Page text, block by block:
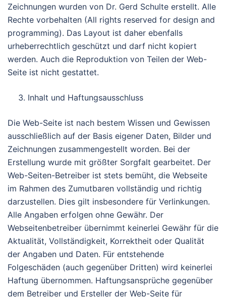
Zeichnungen wurden von Dr. Gerd Schulte erstellt. Alle
Rechte vorbehalten (All rights reserved for design and
programming). Das Layout ist daher ebenfalls
urheberrechtlich geschützt und darf nicht kopiert
werden. Auch die Reproduktion von Teilen der Web-
Seite ist nicht gestattet.
Inhalt und Haftungsausschluss
Die Web-Seite ist nach bestem Wissen und Gewissen
ausschließlich auf der Basis eigener Daten, Bilder und
Zeichnungen zusammengestellt worden. Bei der
Erstellung wurde mit größter Sorgfalt gearbeitet. Der
Web-Seiten-Betreiber ist stets bemüht, die Webseite
im Rahmen des Zumutbaren vollständig und richtig
darzustellen. Dies gilt insbesondere für Verlinkungen.
Alle Angaben erfolgen ohne Gewähr. Der
Webseitenbetreiber übernimmt keinerlei Gewähr für die
Aktualität, Vollständigkeit, Korrektheit oder Qualität
der Angaben und Daten. Für entstehende
Folgeschäden (auch gegenüber Dritten) wird keinerlei
Haftung übernommen. Haftungsansprüche gegenüber
dem Betreiber und Ersteller der Web-Seite für